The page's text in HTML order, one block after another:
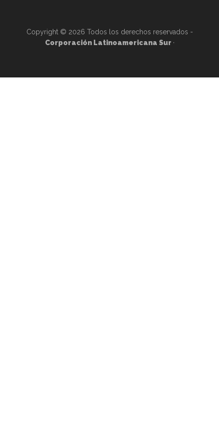
Copyright © 2026 Todos los derechos reservados -
Corporación Latinoamericana Sur ·